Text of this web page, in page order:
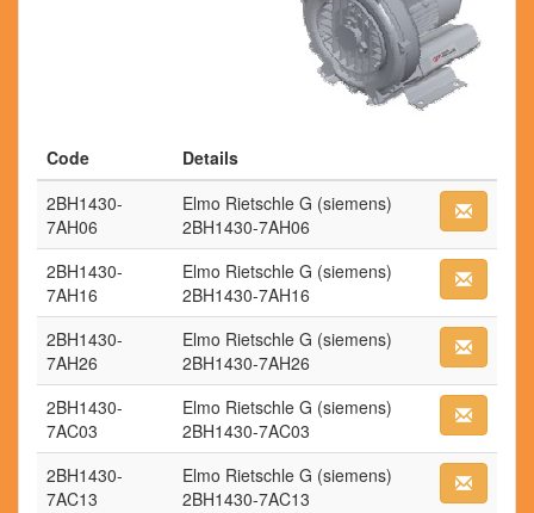
Code
Details
2BH1430-
7AH06
Elmo Rietschle G (siemens)
2BH1430-7AH06
2BH1430-
7AH16
Elmo Rietschle G (siemens)
2BH1430-7AH16
2BH1430-
7AH26
Elmo Rietschle G (siemens)
2BH1430-7AH26
2BH1430-
7AC03
Elmo Rietschle G (siemens)
2BH1430-7AC03
2BH1430-
7AC13
Elmo Rietschle G (siemens)
2BH1430-7AC13